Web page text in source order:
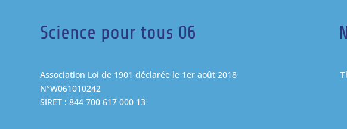
Science pour tous 06
Association Loi de 1901 déclarée le 1er août 2018
N°W061010242
SIRET : 844 700 617 000 13